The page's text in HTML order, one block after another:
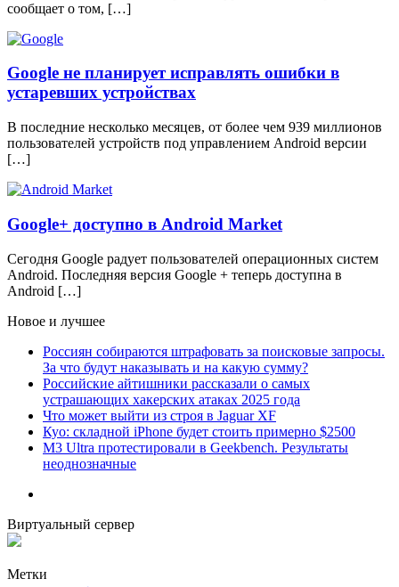
сообщает о том, […]
Google не планирует исправлять ошибки в
устаревших устройствах
В последние несколько месяцев, от более чем 939 миллионов
пользователей устройств под управлением Android версии
[…]
Google+ доступно в Android Market
Сегодня Google радует пользователей операционных систем
Android. Последняя версия Google + теперь доступна в
Android […]
Новое и лучшее
Россиян собираются штрафовать за поисковые запросы.
За что будут наказывать и на какую сумму?
Российские айтишники рассказали о самых
устрашающих хакерских атаках 2025 года
Что может выйти из строя в Jaguar XF
Куо: складной iPhone будет стоить примерно $2500
M3 Ultra протестировали в Geekbench. Результаты
неоднозначные
Виртуальный сервер
Метки